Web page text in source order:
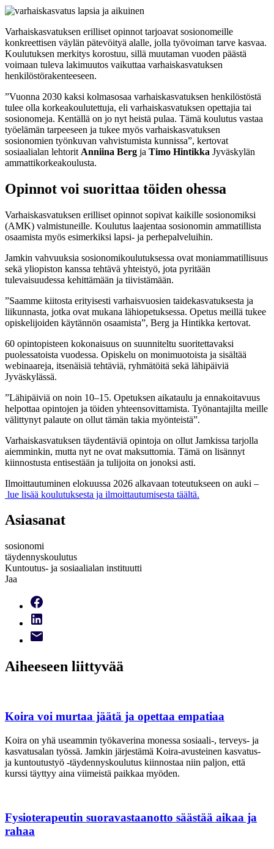
Varhaiskasvatuksen erilliset opinnot tarjoavat sosionomeille
konkreettisen väylän pätevöityä alalle, jolla työvoiman tarve kasvaa.
Koulutuksen merkitys korostuu, sillä muutaman vuoden päästä
voimaan tuleva lakimuutos vaikuttaa varhaiskasvatuksen
henkilöstörakenteeseen.
”Vuonna 2030 kaksi kolmasosaa varhaiskasvatuksen henkilöstöstä
tulee olla korkeakoulutettuja, eli varhaiskasvatuksen opettajia tai
sosionomeja. Kentällä on jo nyt heistä pulaa. Tämä koulutus vastaa
työelämän tarpeeseen ja tukee myös varhaiskasvatuksen
sosionomien työnkuvan vahvistumista kunnissa”, kertovat
sosiaalialan lehtorit Anniina Berg ja Timo Hintikka Jyväskylän
ammattikorkeakoulusta.
Opinnot voi suorittaa töiden ohessa
Varhaiskasvatuksen erilliset opinnot sopivat kaikille sosionomiksi
(AMK) valmistuneille. Koulutus laajentaa sosionomin ammatillista
osaamista myös esimerkiksi lapsi- ja perhepalveluihin.
Jamkin vahvuuksia sosionomikoulutuksessa ovat moniammatillisuus
sekä yliopiston kanssa tehtävä yhteistyö, jota pyritään
tulevaisuudessa kehittämään ja tiivistämään.
”Saamme kiitosta erityisesti varhaisvuosien taidekasvatuksesta ja
liikunnasta, jotka ovat mukana lähiopetuksessa. Opetus meillä tukee
opiskelijoiden käytännön osaamista”, Berg ja Hintikka kertovat.
60 opintopisteen kokonaisuus on suunniteltu suoritettavaksi
puolessatoista vuodessa. Opiskelu on monimuotoista ja sisältää
webinaareja, itsenäisiä tehtäviä, ryhmätöitä sekä lähipäiviä
Jyväskylässä.
”Lähipäiviä on noin 10–15. Opetuksen aikataulu ja ennakoitavuus
helpottaa opintojen ja töiden yhteensovittamista. Työnantajilta meille
välittynyt palaute on ollut tämän takia myönteistä”.
Varhaiskasvatuksen täydentäviä opintoja on ollut Jamkissa tarjolla
aiemminkin, mutta nyt ne ovat maksuttomia. Tämä on lisännyt
kiinnostusta entisestään ja tulijoita on jonoksi asti.
Ilmoittautuminen elokuussa 2026 alkavaan toteutukseen on auki –
lue lisää koulutuksesta ja ilmoittautumisesta täältä.
Asiasanat
sosionomi
täydennyskoulutus
Kuntoutus- ja sosiaalialan instituutti
Jaa
Aiheeseen liittyvää
Koira voi murtaa jäätä ja opettaa empatiaa
Koira on yhä useammin työkaverina monessa sosiaali-, terveys- ja
kasvatusalan työssä. Jamkin järjestämä Koira-avusteinen kasvatus-
ja kuntoutustyö -täydennyskoulutus kiinnostaa niin paljon, että
kurssi täyttyy aina viimeistä paikkaa myöden.
Fysioterapeutin suoravastaanotto säästää aikaa ja
rahaa